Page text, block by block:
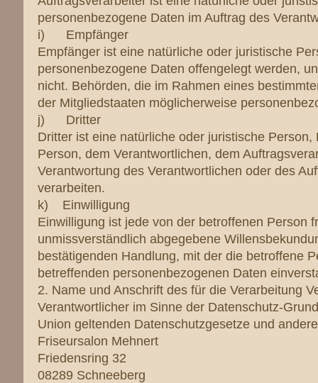
personenbezogene Daten im Auftrag des
i) Empfänger
Empfänger ist eine natürliche oder juristische
personenbezogene Daten offengelegt werden,
nicht. Behörden, die im Rahmen eines
der Mitgliedstaaten möglicherweise
j) Dritter
Dritter ist eine natürliche oder juristische
Person, dem Verantwortlichen, dem
Verantwortung des Verantwortlichen oder des
verarbeiten.
k) Einwilligung
Einwilligung ist jede von der betroffenen Person
unmissverständlich abgegebene
bestätigenden Handlung, mit der die betroffene
betreffenden personenbezogenen Daten
2. Name und Anschrift des für die Verarbeitung
Verantwortlicher im Sinne der Datenschutz-
Union geltenden Datenschutzgesetze und
Friseursalon Mehnert
Friedensring 32
08289 Schneeberg